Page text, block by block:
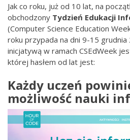
Jak co roku, już od 10 lat, na
obchodzony Tydzień Edukacji
(Computer Science Education
roku przypada na dni 9-15
inicjatywą w ramach CSEdWeek
której hasłem od lat jest:
Każdy uczeń
możliwość nauki